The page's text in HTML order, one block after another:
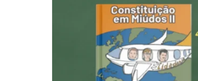
Constituição em Miúdos II é
adaptada para áudio e